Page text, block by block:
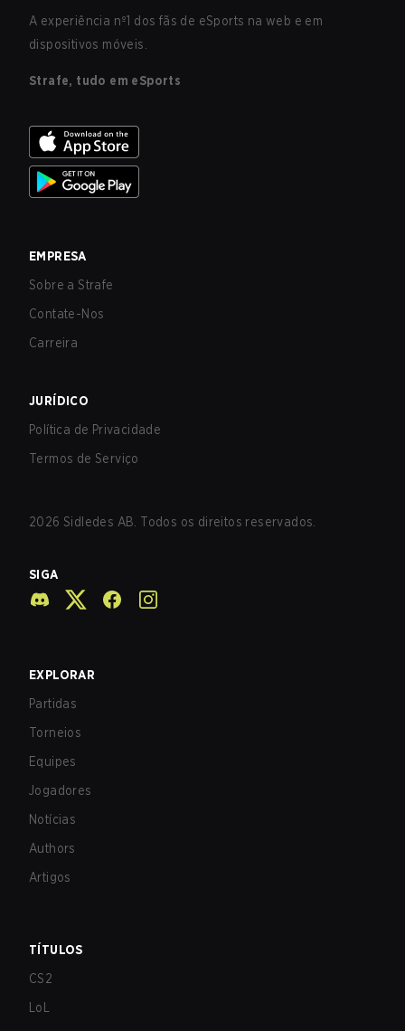
A experiência nº1 dos fãs de eSports na web e em
dispositivos móveis.
Strafe, tudo em eSports
EMPRESA
Sobre a Strafe
Contate-Nos
Carreira
JURÍDICO
Política de Privacidade
Termos de Serviço
2026 Sidledes AB. Todos os direitos reservados.
SIGA
EXPLORAR
Partidas
Torneios
Equipes
Jogadores
Notícias
Authors
Artigos
TÍTULOS
CS2
LoL